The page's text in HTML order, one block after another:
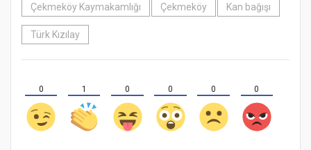
Çekmeköy Kaymakamlığı Çekmeköy Kan bağışı
Türk Kızılay
0 1 0 0 0 0